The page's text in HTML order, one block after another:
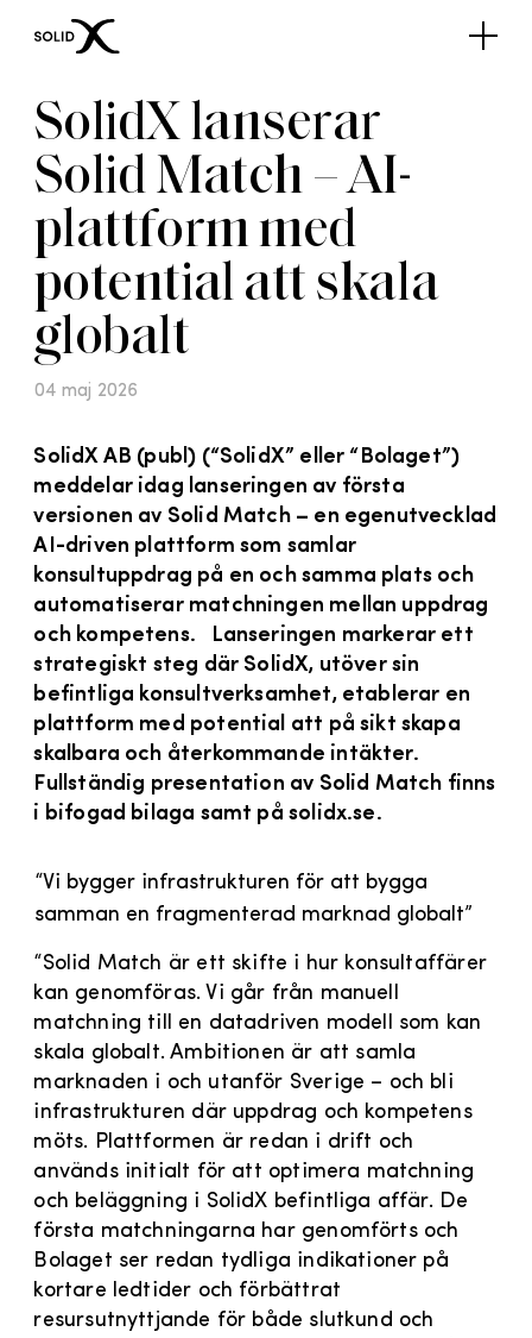
SolidX lanserar
Solid Match – AI-
plattform med
potential att skala
globalt
04 maj 2026
SolidX AB (publ) (“SolidX” eller “Bolaget”)
meddelar idag lanseringen av första
versionen av Solid Match – en egenutvecklad
AI-driven plattform som samlar
konsultuppdrag på en och samma plats och
automatiserar matchningen mellan uppdrag
och kompetens. Lanseringen markerar ett
strategiskt steg där SolidX, utöver sin
befintliga konsultverksamhet, etablerar en
plattform med potential att på sikt skapa
skalbara och återkommande intäkter.
Fullständig presentation av Solid Match finns
i bifogad bilaga samt på solidx.se.
“Vi bygger infrastrukturen för att bygga
samman en fragmenterad marknad globalt”
“Solid Match är ett skifte i hur konsultaffärer
kan genomföras. Vi går från manuell
matchning till en datadriven modell som kan
skala globalt. Ambitionen är att samla
marknaden i och utanför Sverige – och bli
infrastrukturen där uppdrag och kompetens
möts. Plattformen är redan i drift och
används initialt för att optimera matchning
och beläggning i SolidX befintliga affär. De
första matchningarna har genomförts och
Bolaget ser redan tydliga indikationer på
kortare ledtider och förbättrat
resursutnyttjande för både slutkund och